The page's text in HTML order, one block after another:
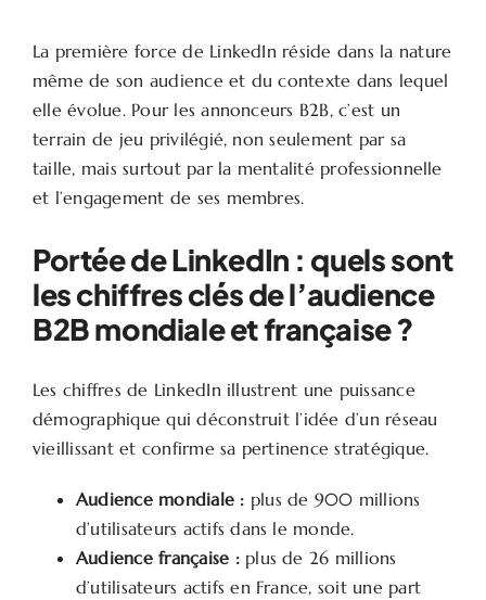
La première force de LinkedIn réside dans la nature
même de son audience et du contexte dans lequel
elle évolue. Pour les annonceurs B2B, c’est un
terrain de jeu privilégié, non seulement par sa
taille, mais surtout par la mentalité professionnelle
et l’engagement de ses membres.
Portée de LinkedIn : quels sont
les chiffres clés de l’audience
B2B mondiale et française ?
Les chiffres de LinkedIn illustrent une puissance
démographique qui déconstruit l’idée d’un réseau
vieillissant et confirme sa pertinence stratégique.
Audience mondiale : plus de 900 millions
d’utilisateurs actifs dans le monde.
Audience française :plus de 26 millions
d’utilisateurs actifs en France, soit une part